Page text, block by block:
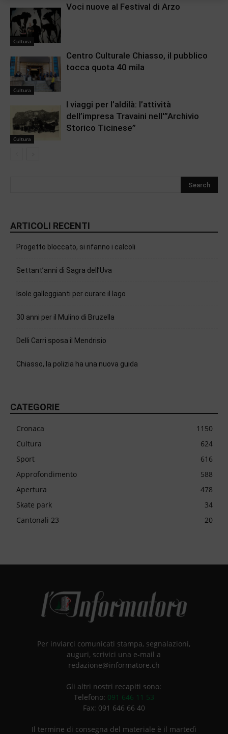
Cultura
Voci nuove al Festival di Arzo
Cultura
Centro Culturale Chiasso, il pubblico
tocca quota 40 mila
Cultura
I viaggi per l’aldilà: l’attività
dell’impresa Travaini nell'”Archivio
Storico Ticinese”
ARTICOLI RECENTI
Progetto bloccato, si rifanno i calcoli
Settant’anni di Sagra dell’Uva
Isole galleggianti per curare il lago
30 anni per il Mulino di Bruzella
Delli Carri sposa il Mendrisio
Chiasso, la polizia ha una nuova guida
CATEGORIE
Cronaca
1150
Cultura
624
Sport
616
Approfondimento
588
Apertura
478
Skate park
34
Cantonali 23
20
Per inviarci comunicati stampa, segnalazioni,
auguri, scrivici una e-mail a
redazione@informatore.ch
Gli altri nostri recapiti sono:
Telefono: 091 646 11 53
Fax: 091 646 66 40
Il termine di consegna del materiale è il martedì